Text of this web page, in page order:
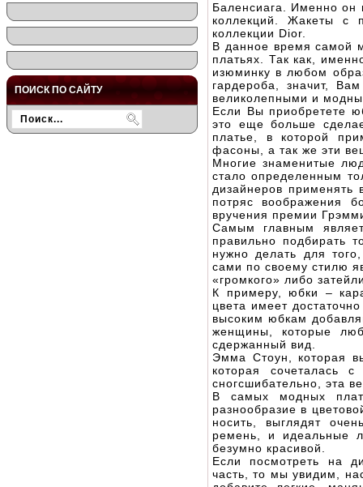
ПОИСК ПО САЙТУ
Баленсиага. Именно он
коллекций. Жакеты с
коллекции Dior.
В данное время самой
платьях. Так как,
изюминку в любом
гардероба, значит,
великолепными и
Если Вы приобретете
это еще больше
платье, в которой
фасоны, а так же эти
Многие знаменитые
стало определенным
дизайнеров
потряс воображения
вручения премии
Самым главным
правильно подбирать
нужно делать для
сами по своему стилю
«громкого» либо
К примеру, юбки –
цвета имеет
высоким юбкам
женщины, которые
сдержанный вид.
Эмма Стоун, которая
которая сочеталась
сногсшибательно, эта
В самых модных
разнообразие в
носить, выглядят
ремень, и идеальные
безумно красивой.
Если посмотреть на
часть, то мы увидим,